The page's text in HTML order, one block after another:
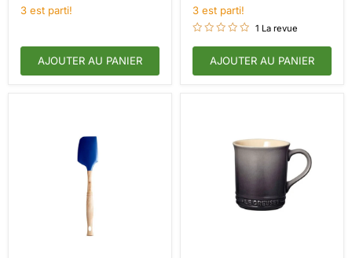
Flame
3 est parti!
AJOUTER AU PANIER
Huître
3 est parti!
1 La revue
AJOUTER AU PANIER